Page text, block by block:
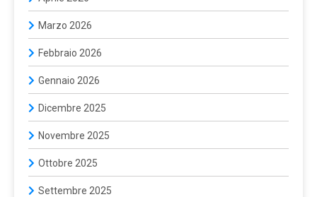
Marzo 2026
Febbraio 2026
Gennaio 2026
Dicembre 2025
Novembre 2025
Ottobre 2025
Settembre 2025